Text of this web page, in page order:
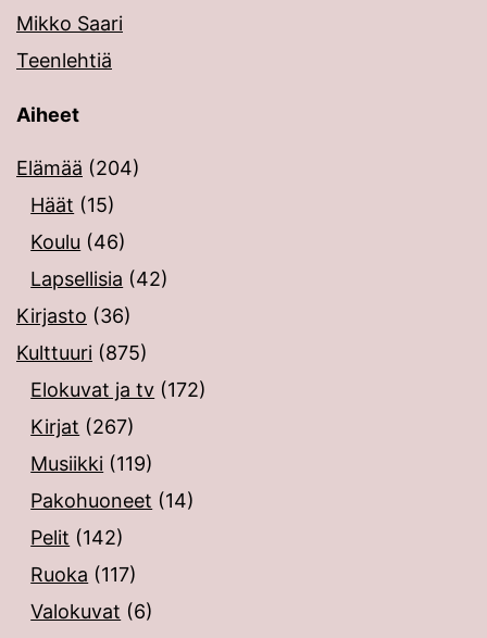
Mikko Saari
Teenlehtiä
Aiheet
Elämää (204)
Häät (15)
Koulu (46)
Lapsellisia (42)
Kirjasto (36)
Kulttuuri (875)
Elokuvat ja tv (172)
Kirjat (267)
Musiikki (119)
Pakohuoneet (14)
Pelit (142)
Ruoka (117)
Valokuvat (6)